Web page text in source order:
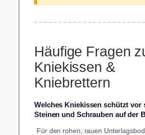
Häufige Fragen
Kniekissen &
Kniebrettern
Welches Kniekissen schützt vor
Steinen und Schrauben auf der
Für den rohen, rauen